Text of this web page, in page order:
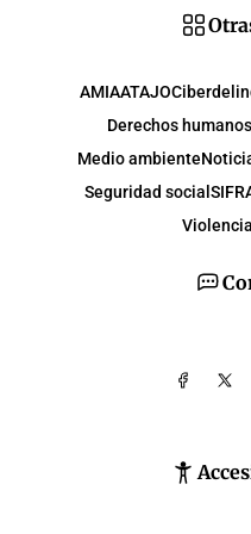
AMIAATAJO
Derechos humanos
Medio ambiente
Seguridad social